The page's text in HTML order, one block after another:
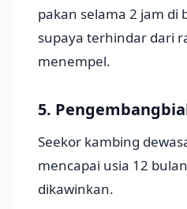
pakan selama 2 jam di
supaya terhindar dari
menempel.
5.
Seekor kambing
mencapai usia 12
dikawinkan.